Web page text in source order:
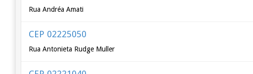
Rua Andréa Amati
CEP 02225050
Rua Antonieta Rudge Muller